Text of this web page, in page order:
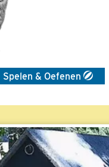
Spelen & Oefenen